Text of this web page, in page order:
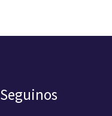
Seguinos